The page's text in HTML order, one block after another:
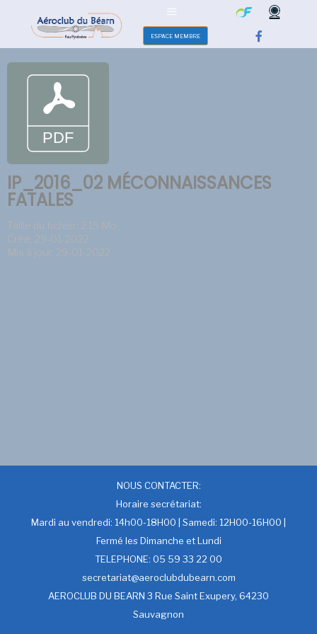
ESPACE MEMBRE
IP_2016_02 MÉCONNAISSANCES
FATALES
Taille du fichier: 2.15 Mo
Créé: 29-01-2022
Mis à jour: 29-01-2022
NOUS CONTACTER:
Horaire secrétariat:
Mardi au vendredi: 14h00-18H00 | Samedi: 12H00-16H00 |
Fermé les Dimanche et Lundi
TELEPHONE: 05 59 33 22 00
secretariat@aeroclubdubearn.com
AEROCLUB DU BEARN 3 Rue Saint Exupery, 64230
Sauvagnon